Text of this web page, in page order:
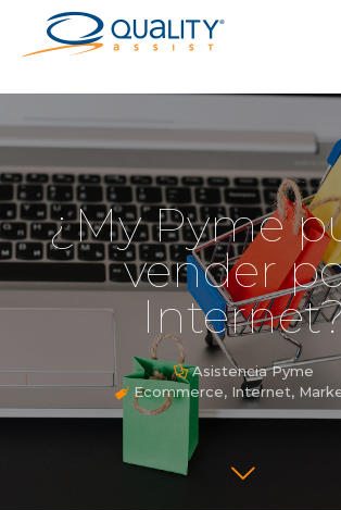
¿My Pyme
vender
Asistencia Pyme
Ecommerce, Internet,